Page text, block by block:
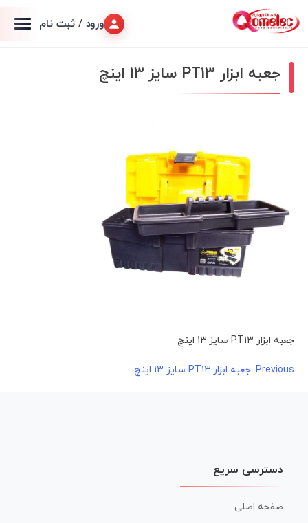
ورود / ثبت نام
جعبه ابزار PT13 سایز 13 اینچ
جعبه ابزار PT13 سایز 13 اینچ
راهبری
Previous: جعبه ابزار PT13 سایز 13 اینچ
دسترسی سریع
صفحه اصلی